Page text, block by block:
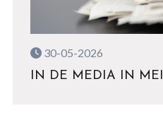
30-05-2026
IN DE MEDIA IN MEI